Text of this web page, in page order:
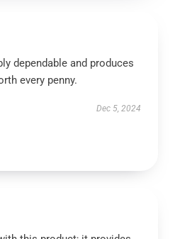
dependable and produces
every penny.
Dec 5, 2024